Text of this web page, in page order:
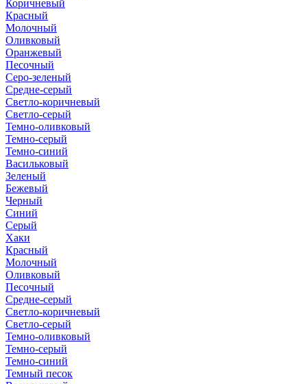
Коричневый
Красный
Молочный
Оливковый
Оранжевый
Песочный
Серо-зеленый
Средне-серый
Светло-коричневый
Светло-серый
Темно-оливковый
Темно-серый
Темно-синий
Васильковый
Зеленый
Бежевый
Черный
Синий
Серый
Хаки
Красный
Молочный
Оливковый
Песочный
Средне-серый
Светло-коричневый
Светло-серый
Темно-оливковый
Темно-серый
Темно-синий
Темный песок